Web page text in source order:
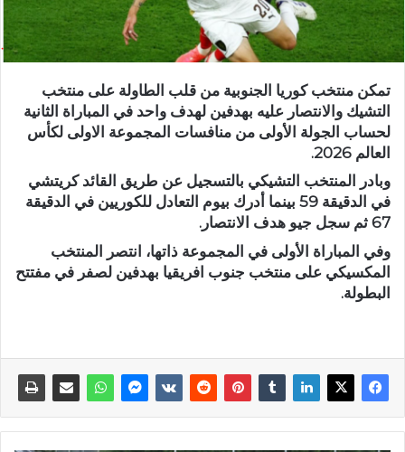
تمكن منتخب كوريا الجنوبية من قلب الطاولة على منتخب
التشيك والانتصار عليه بهدفين لهدف واحد في المباراة الثانية
لحساب الجولة الأولى من منافسات المجموعة الاولى لكأس
العالم 2026.
وبادر المنتخب التشيكي بالتسجيل عن طريق القائد كريتشي
في الدقيقة 59 بينما أدرك بيوم التعادل للكوريين في الدقيقة
67 ثم سجل جيو هدف الانتصار.
وفي المباراة الأولى في المجموعة ذاتها، انتصر المنتخب
المكسيكي على منتخب جنوب افريقيا بهدفين لصفر في مفتتح
البطولة.